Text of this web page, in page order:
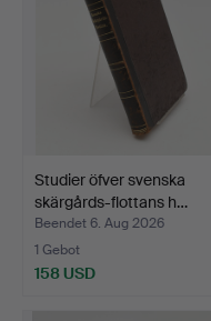
Studier öfver svenska
skärgårds-flottans h…
Beendet 6. Aug 2026
1 Gebot
158 USD